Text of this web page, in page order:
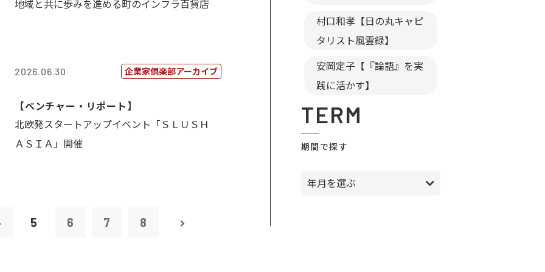
地域と共に歩みを進める町のインフラ百貨店
2026.06.30 企業家倶楽部アーカイブ
【ベンチャー・リポート】
北欧発スタートアップイベント「ＳＬＵＳＨ
ＡＳＩＡ」開催
5 6 7 8
村口和孝【日の丸キャピ
タリスト風雲録】
安岡定子【『論語』を実
践に活かす】
TERM
期間で探す
年月を選ぶ